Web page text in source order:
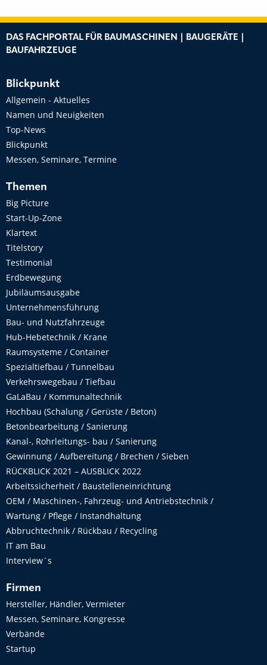
DAS FACHPORTAL FÜR BAUMASCHINEN | BAUGERÄTE |
BAUFAHRZEUGE
Blickpunkt
Allgemein - Aktuelles
Namen und Neuigkeiten
Top-News
Blickpunkt
Messen, Seminare, Termine
Themen
Big Picture
Start-Up-Zone
Klartext
Titelstory
Testimonial
Erdbewegung
Jubiläumsausgabe
Unternehmensführung
Bau- und Nutzfahrzeuge
Hub-Hebetechnik / Krane
Raumsysteme / Container
Spezialtiefbau / Tunnelbau
Verkehrswegebau / Tiefbau
GaLaBau / Kommunaltechnik
Hochbau (Schalung / Gerüste / Beton)
Betonbearbeitung / Sanierung
Kanal-, Rohrleitungs- bau / Sanierung
Gewinnung / Aufbereitung / Brechen / Sieben
RÜCKBLICK 2021 – AUSBLICK 2022
Arbeitssicherheit / Baustelleneinrichtung
OEM / Maschinen-, Fahrzeug- und Antriebstechnik /
Wartung / Pflege / Instandhaltung
Abbruchtechnik / Rückbau / Recycling
IT am Bau
Interview´s
Firmen
Hersteller, Händler, Vermieter
Messen, Seminare, Kongresse
Verbände
Startup